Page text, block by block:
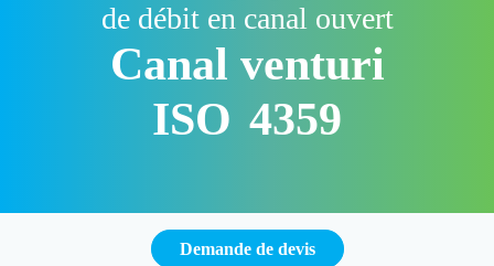
de débit en canal ouvert
Canal venturi
ISO 4359
Demande de devis